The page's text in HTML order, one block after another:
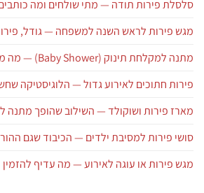
סלסלת פירות תודה — מתי שולחים ומה
מגש פירות לראש השנה למשפחה — גודל,
מתנה למקלחת תינוק (Baby Shower) — מה מביאים
פירות חתוכים לאירוע גדול — הלוגיסטיקה
מארז פירות ושוקולד — השילוב שהופך מתנה
סושי פירות למסיבת ילדים — הכיבוד שגם
מגש פירות או עוגה לאירוע — מה עדיף להזמין